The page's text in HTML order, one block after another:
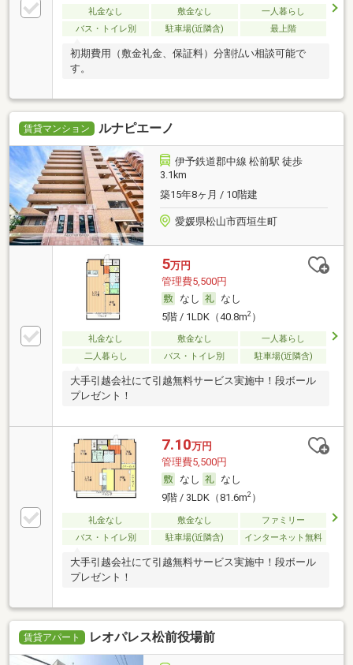
礼金なし 敷金なし
一人暮らし
バス・トイレ別
駐車場(近隣含) 最上階
初期費用（敷金礼金、保証料）分割払い相談可能で
す。
賃貸マンション ルナピエーノ
伊予鉄道郡中線 松前駅 徒歩
3.1km
築15年8ヶ月 / 10階建
愛媛県松山市西垣生町
5万円
管理費5,500円
なし
なし
5階 / 1LDK（40.8m2）
礼金なし 敷金なし
一人暮らし
二人暮らし
バス・トイレ別 駐車場(近隣含)
大手引越会社にて引越無料サービス実施中！段ボール
プレゼント！
7.10万円
管理費5,500円
なし
なし
9階 / 3LDK（81.6m2）
礼金なし 敷金なし
ファミリー
バス・トイレ別
駐車場(近隣含) インターネット無料
大手引越会社にて引越無料サービス実施中！段ボール
プレゼント！
賃貸アパート レオパレス松前役場前